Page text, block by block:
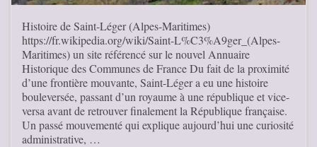
Histoire de Saint-Léger (Alpes-Maritimes)
https://fr.wikipedia.org/wiki/Saint-L%C3%A9ger_(Alpes-
Maritimes) un site référencé sur le nouvel Annuaire
Historique des Communes de France Du fait de la proximité
d’une frontière mouvante, Saint-Léger a eu une histoire
bouleversée, passant d’un royaume à une république et vice-
versa avant de retrouver finalement la République française.
Un passé mouvementé qui explique aujourd’hui une curiosité
administrative, …